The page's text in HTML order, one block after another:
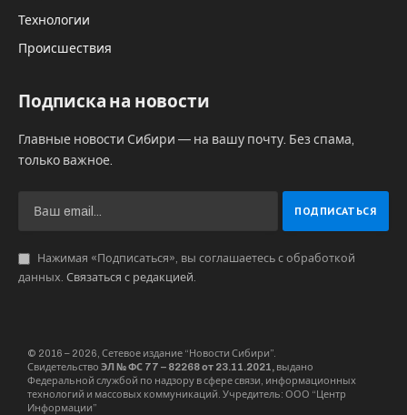
Технологии
Происшествия
Подписка на новости
Главные новости Сибири — на вашу почту. Без спама,
только важное.
Нажимая «Подписаться», вы соглашаетесь с обработкой
данных. Связаться с редакцией.
© 2016 – 2026, Сетевое издание “Новости Сибири”.
Свидетельство ЭЛ № ФС 77 – 82268 от 23.11.2021, выдано
Федеральной службой по надзору в сфере связи, информационных
технологий и массовых коммуникаций. Учредитель: ООО “Центр
Информации”